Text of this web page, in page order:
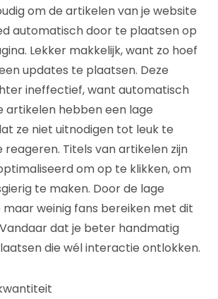
om de artikelen van je website
automatisch door te plaatsen op
Lekker makkelijk, want zo hoef
updates te plaatsen. Deze
ineffectief, want automatisch
hebben een lage
ze niet uitnodigen tot leuk te
Titels van artikelen zijn
om op te klikken, om
te maken. Door de lage
maar weinig fans bereiken met dit
dat je beter handmatig
die wél interactie ontlokken.